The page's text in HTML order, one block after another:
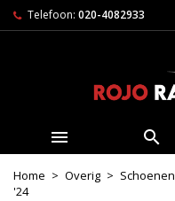
Telefoon: 020-4082933
 
Home Overig Schoenen
'24